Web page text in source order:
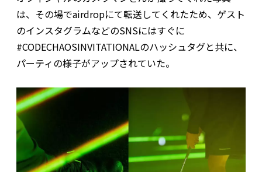
は、その場でairdropにて転送してくれたため、ゲスト
のインスタグラムなどのSNSにはすぐに
#CODECHAOSINVITATIONALのハッシュタグと共に、
パーティの様子がアップされていた。